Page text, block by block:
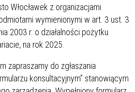
Włocławek z organizacjami
wymienionymi w art. 3 ust. 3
2003 r. o działalności pożytku
na rok 2025.
zapraszamy do zgłaszania
konsultacyjnym” stanowiącym